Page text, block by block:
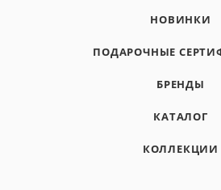
НОВИНКИ
ПОДАРОЧНЫЕ
БРЕНДЫ
КАТАЛОГ
КОЛЛЕКЦИИ